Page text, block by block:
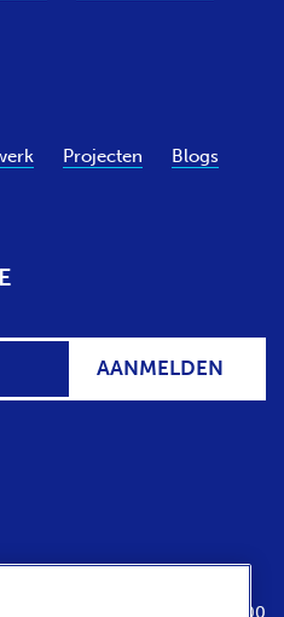
Projecten Blogs
AANMELDEN
t/m zondag van 10:00 tot 17:00